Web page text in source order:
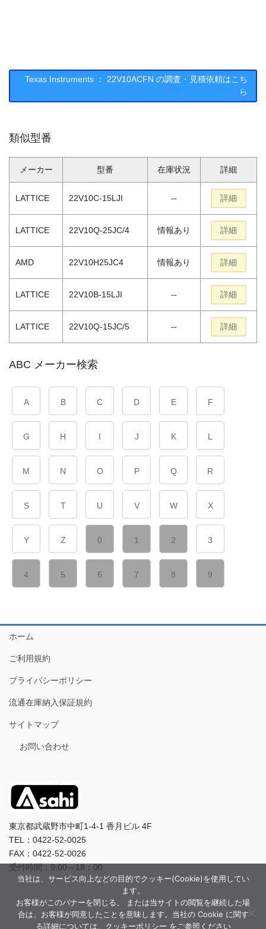
Texas Instruments ： 22V10ACFN の調査・見積依頼はこち
ら
類似型番
メーカー 型番 在庫状況 詳細
LATTICE 22V10C-15LJI -- 詳細
LATTICE 22V10Q-25JC/4 情報あり 詳細
AMD 22V10H25JC4 情報あり 詳細
LATTICE 22V10B-15LJI -- 詳細
LATTICE 22V10Q-15JC/5 -- 詳細
ABC メーカー検索
A B C D E F
G H I J K L
M N O P Q R
S T U V W X
Y Z 0 1 2 3
4 5 6 7 8 9
ホーム
ご利用規約
プライバシーポリシー
流通在庫納入保証規約
サイトマップ
お問い合わせ
東京都武蔵野市中町1-4-1 香月ビル 4F
TEL：0422-52-0025
FAX：0422-52-0026
受付時間：9:00～18：00
当社は、サービス向上などの目的でクッキー(Cookie)を使用してい
ます。
お客様がこのバナーを閉じる、 または当サイトの閲覧を継続した場
合は、お客様が同意したことを意味します。当社の Cookie に関す
る詳細については、クッキーポリシー をご参照ください